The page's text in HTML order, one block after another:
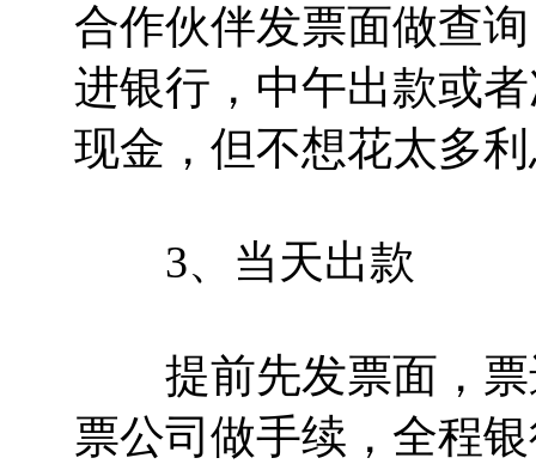
合作伙伴发票面做查
进银行，中午出款或
现金，但不想花太多
3、当天出款
提前先发票面，票
票公司做手续，全程